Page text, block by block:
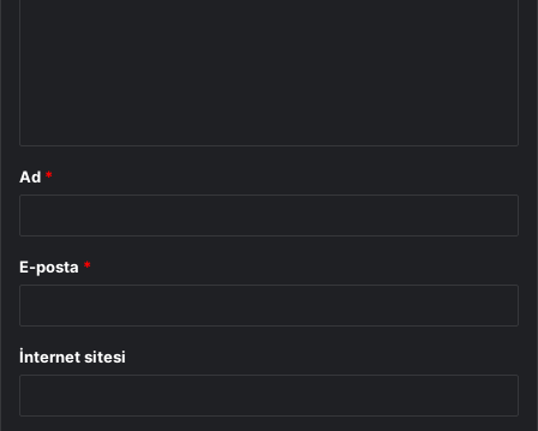
Ad *
E-posta *
İnternet sitesi